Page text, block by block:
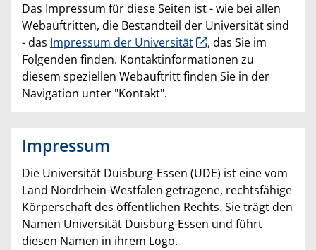
Das Impressum für diese Seiten ist - wie bei allen
Webauftritten, die Bestandteil der Universität sind
- das Impressum der Universität
, das Sie im
Folgenden finden. Kontaktinformationen zu
diesem speziellen Webauftritt finden Sie in der
Navigation unter "Kontakt".
Impressum
Die Universität Duisburg-Essen (UDE) ist eine vom
Land Nordrhein-Westfalen getragene, rechtsfähige
Körperschaft des öffentlichen Rechts. Sie trägt den
Namen Universität Duisburg-Essen und führt
diesen Namen in ihrem Logo.